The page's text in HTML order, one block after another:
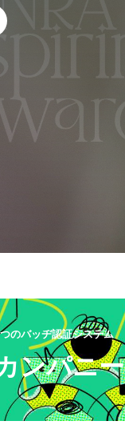
のバッヂ認証システム
ンパニー